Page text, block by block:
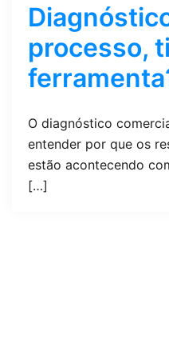
processo,
O diagnóstico
entender por que os
estão acontecendo
[…]